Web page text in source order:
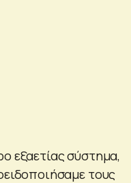
εξαετίας σύστημα,
τους